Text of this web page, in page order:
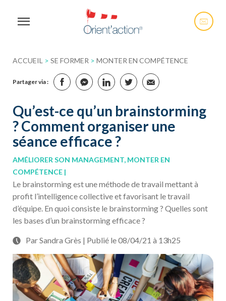
ACCUEIL > SE FORMER > MONTER EN COMPÉTENCE
Partager via :
Qu’est-ce qu’un brainstorming
? Comment organiser une
séance efficace ?
AMÉLIORER SON MANAGEMENT, MONTER EN
COMPÉTENCE
Le brainstorming est une méthode de travail mettant à
profit l’intelligence collective et favorisant le travail
d’équipe. En quoi consiste le brainstorming ? Quelles sont
les bases d’un brainstorming efficace ?
Par Sandra Grès | Publié le 08/04/21 à 13h25